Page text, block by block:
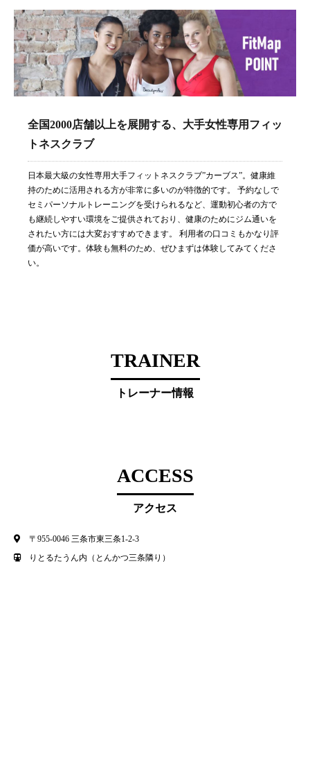
全国2000店舗以上を展開する、大手女性専用フィッ
トネスクラブ
日本最大級の女性専用大手フィットネスクラブ”カーブス”。健康維
持のために活用される方が非常に多いのが特徴的です。 予約なしで
セミパーソナルトレーニングを受けられるなど、運動初心者の方で
も継続しやすい環境をご提供されており、健康のためにジム通いを
されたい方には大変おすすめできます。 利用者の口コミもかなり評
価が高いです。体験も無料のため、ぜひまずは体験してみてくださ
い。
TRAINER
トレーナー情報
ACCESS
アクセス
〒955-0046 三条市東三条1-2-3
りとるたうん内（とんかつ三条隣り）